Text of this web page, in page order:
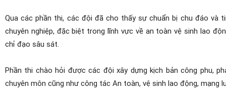
Qua các phần thi, các đội đã cho thấy sự chuẩn bị chu đáo và
chuyên nghiệp, đặc biệt trong lĩnh vực về an toàn vệ sinh lao
chỉ đạo sâu sát.
Phần thi chào hỏi được các độixây dựngkịch bản công phu,
chuyên môn cũng như công tác An toàn, vệ sinh lao động, mạng l